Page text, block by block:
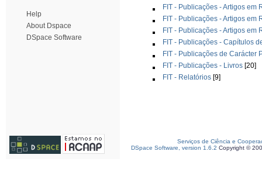
Help
About Dspace
DSpace Software
FIT - Publicações - Artigos em
FIT - Publicações - Artigos em
FIT - Publicações - Artigos em
FIT - Publicações - Capítulos
FIT - Publicações de Carácter
FIT - Publicações - Livros [20]
FIT - Relatórios [9]
Serviços de Ciência e
DSpace Software, version 1.6.2 Copyright ©